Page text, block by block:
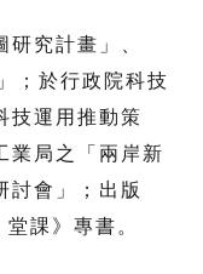
究計畫」、
；於行政院科技
技運用推動策
業局之「兩岸新
討會」；出版
課》專書。